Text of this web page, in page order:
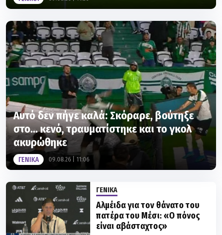
Αυτό δεν πήγε καλά: Σκόραρε, βούτηξε
στο... κενό, τραυματίστηκε και το γκολ
ακυρώθηκε
ΓΕΝΙΚΑ 09.08.26 | 11:06
ΓΕΝΙΚΑ
Αλμέιδα για τον θάνατο του
πατέρα του Μέσι: «Ο πόνος
είναι αβάσταχτος»